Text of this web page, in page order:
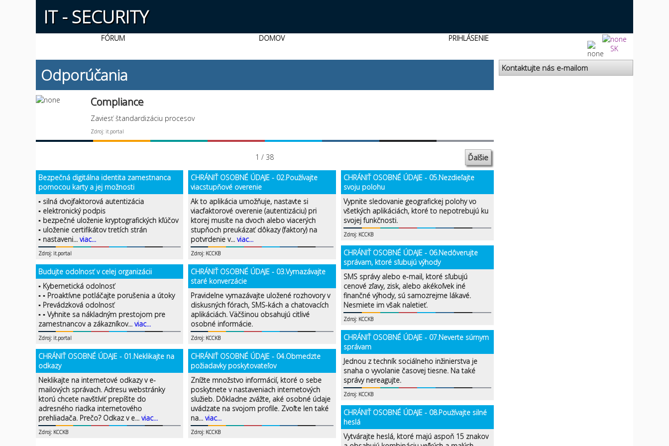
IT - SECURITY
FÓRUM DOMOV
PRIHLÁSENIE
SK
Odporúčania
Compliance
Zaviesť štandardizáciu procesov
Zdroj: it.portal
1 / 38 Ďalšie
Bezpečná digitálna identita zamestnanca
pomocou karty a jej možnosti
▪ silná dvojfaktorová autentizácia
▪ elektronický podpis
▪ bezpečné uloženie kryptografických kľúčov
▪ uloženie certifikátov tretích strán
▪ nastaveni... viac...
Zdroj: it.portal
Budujte odolnosť v celej organizácii
▪ Kybernetická odolnosť
▪ ▪ Proaktívne potláčajte porušenia a útoky
▪ Prevádzková odolnosť
▪ ▪ Vyhnite sa nákladným prestojom pre
zamestnancov a zákazníkov... viac...
Zdroj: it.portal
CHRÁNIŤ OSOBNÉ ÚDAJE - 01.Neklikajte na
odkazy
Neklikajte na internetové odkazy v e-
mailových správach. Adresu webstránky
ktorú chcete navštíviť prepíšte do
adresného riadka internetového
prehliadača. Prečo? Odkaz v e... viac...
Zdroj: KCCKB
CHRÁNIŤ OSOBNÉ ÚDAJE - 02.Používajte
viacstupňové overenie
Ak to aplikácia umožňuje, nastavte si
viacfaktorové overenie (autentizáciu) pri
ktorej musíte na dvoch alebo viacerých
stupňoch preukázať dôkazy (faktory) na
potvrdenie v... viac...
Zdroj: KCCKB
CHRÁNIŤ OSOBNÉ ÚDAJE - 03.Vymazávajte
staré konverzácie
Pravidelne vymazávajte uložené rozhovory v
diskusných fórach, SMS-kách a chatovacích
aplikáciách. Väčšinou obsahujú citlivé
osobné informácie.
Zdroj: KCCKB
CHRÁNIŤ OSOBNÉ ÚDAJE - 04.Obmedzte
požiadavky poskytovateľov
Znížte množstvo informácií, ktoré o sebe
poskytnete v nastaveniach internetových
služieb. Dôkladne zvážte, aké osobné údaje
uvádzate na svojom profile. Zvoľte len také
na... viac...
Zdroj: KCCKB
CHRÁNIŤ OSOBNÉ ÚDAJE - 05.Nezdieľajte
svoju polohu
Vypnite sledovanie geografickej polohy vo
všetkých aplikáciách, ktoré to nepotrebujú ku
svojej funkčnosti.
Zdroj: KCCKB
CHRÁNIŤ OSOBNÉ ÚDAJE - 06.Nedôverujte
správam, ktoré sľubujú výhody
SMS správy alebo e-mail, ktoré sľubujú
cenové zľavy, zisk, alebo akékoľvek iné
finančné výhody, sú samozrejme lákavé.
Nesmiete im však naletieť.
Zdroj: KCCKB
CHRÁNIŤ OSOBNÉ ÚDAJE - 07.Neverte súrnym
správam
Jednou z techník sociálneho inžinierstva je
snaha o vyvolanie časovej tiesne. Na také
správy nereagujte.
Zdroj: KCCKB
CHRÁNIŤ OSOBNÉ ÚDAJE - 08.Používajte silné
heslá
Vytvárajte heslá, ktoré majú aspoň 15 znakov
Kontaktujte nás e-mailom